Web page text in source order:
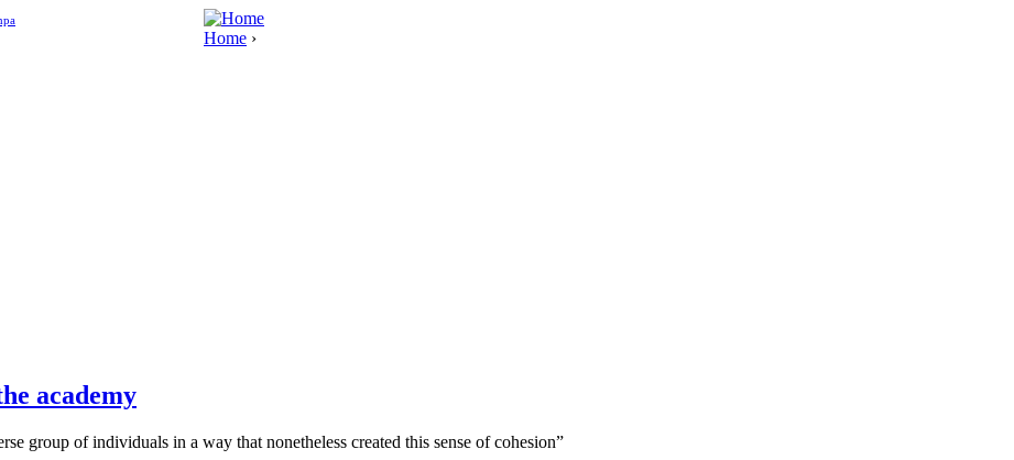
Home ›
academy
group of individuals in a way that nonetheless created this sense of cohesion”